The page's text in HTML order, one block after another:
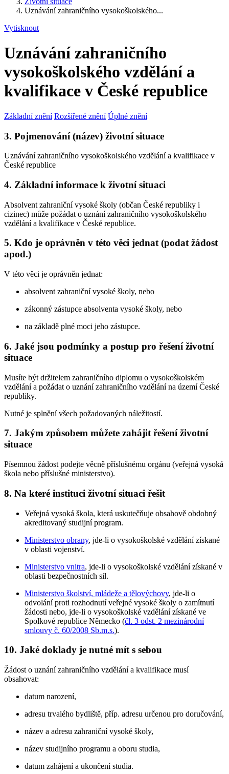
Uznávání zahraničního vysokoškolského...
Vytisknout
Uznávání zahraničního
vysokoškolského vzdělání a
kvalifikace v České republice
Základní znění Rozšířené znění Úplné znění
3. Pojmenování (název) životní situace
Uznávání zahraničního vysokoškolského vzdělání a kvalifikace v
České republice
4. Základní informace k životní situaci
Absolvent zahraniční vysoké školy (občan České republiky i
cizinec) může požádat o uznání zahraničního vysokoškolského
vzdělání a kvalifikace v České republice.
5. Kdo je oprávněn v této věci jednat (podat žádost
apod.)
V této věci je oprávněn jednat:
absolvent zahraniční vysoké školy, nebo
zákonný zástupce absolventa vysoké školy, nebo
na základě plné moci jeho zástupce.
6. Jaké jsou podmínky a postup pro řešení životní
situace
Musíte být držitelem zahraničního diplomu o vysokoškolském
vzdělání a požádat o uznání zahraničního vzdělání na území České
republiky.
Nutné je splnění všech požadovaných náležitostí.
7. Jakým způsobem můžete zahájit řešení životní
situace
Písemnou žádost podejte věcně příslušnému orgánu (veřejná vysoká
škola nebo příslušné ministerstvo).
8. Na které instituci životní situaci řešit
Veřejná vysoká škola, která uskutečňuje obsahově obdobný
akreditovaný studijní program.
Ministerstvo obrany, jde-li o vysokoškolské vzdělání získané
v oblasti vojenství.
Ministerstvo vnitra, jde-li o vysokoškolské vzdělání získané v
oblasti bezpečnostních sil.
Ministerstvo školství, mládeže a tělovýchovy, jde-li o
odvolání proti rozhodnutí veřejné vysoké školy o zamítnutí
žádosti nebo, jde-li o vysokoškolské vzdělání získané ve
Spolkové republice Německo (čl. 3 odst. 2 mezinárodní
smlouvy č. 60/2008 Sb.m.s.).
10. Jaké doklady je nutné mít s sebou
Žádost o uznání zahraničního vzdělání a kvalifikace musí
obsahovat:
datum narození,
adresu trvalého bydliště, příp. adresu určenou pro doručování,
název a adresu zahraniční vysoké školy,
název studijního programu a oboru studia,
datum zahájení a ukončení studia.